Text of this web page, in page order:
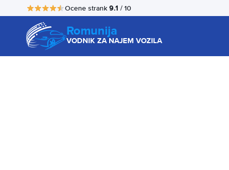
Ocene strank 9.1 / 10
Romunija
VODNIK ZA NAJEM VOZILA